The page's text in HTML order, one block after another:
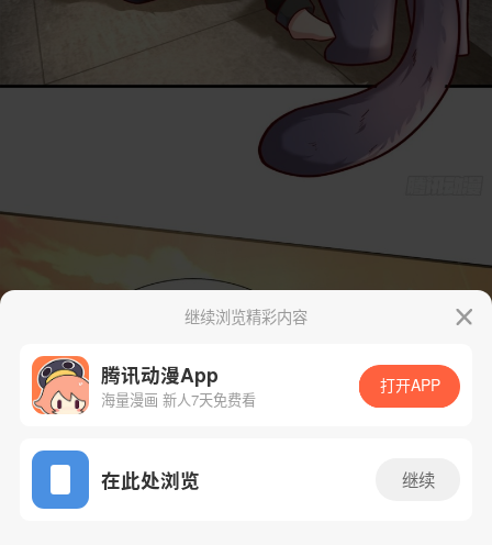
App免费看
继续浏览精彩内容
腾讯动漫App
海量漫画 新人7天免费看
打开APP
在此处浏览 继续